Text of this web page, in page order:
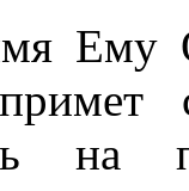
Ему